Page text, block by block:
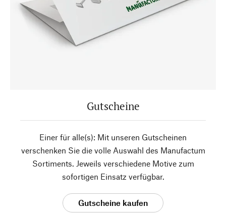
Gutscheine
Einer für alle(s): Mit unseren Gutscheinen
verschenken Sie die volle Auswahl des Manufactum
Sortiments. Jeweils verschiedene Motive zum
sofortigen Einsatz verfügbar.
Gutscheine kaufen